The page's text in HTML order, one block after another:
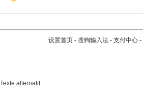
设置首页 - 搜狗输入法 - 支付中心 -
Texte alternatif